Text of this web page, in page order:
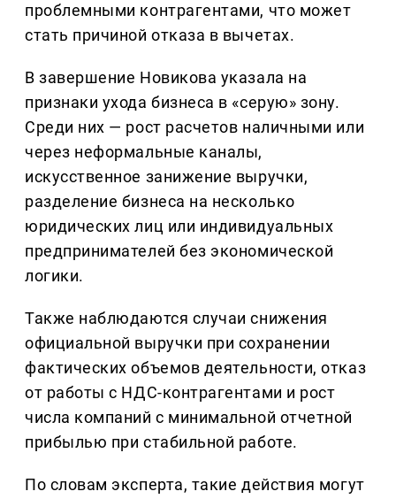
проблемными контрагентами, что может
стать причиной отказа в вычетах.
В завершение Новикова указала на
признаки ухода бизнеса в «серую» зону.
Среди них — рост расчетов наличными или
через неформальные каналы,
искусственное занижение выручки,
разделение бизнеса на несколько
юридических лиц или индивидуальных
предпринимателей без экономической
логики.
Также наблюдаются случаи снижения
официальной выручки при сохранении
фактических объемов деятельности, отказ
от работы с НДС-контрагентами и рост
числа компаний с минимальной отчетной
прибылью при стабильной работе.
По словам эксперта, такие действия могут